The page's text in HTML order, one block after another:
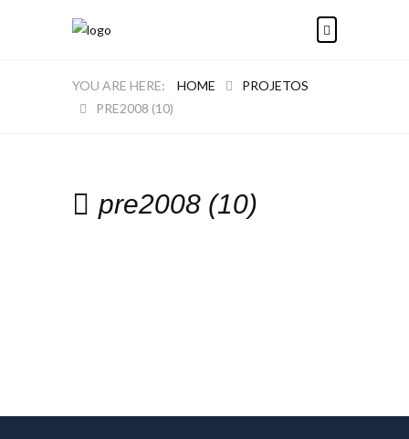
HOME
PROJETOS
PRE2008 (10)
pre2008 (10)